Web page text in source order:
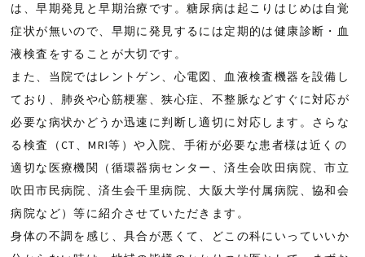
は、早期発見と早期治療です。糖尿病は起こりはじめは自覚
症状が無いので、早期に発見するには定期的は健康診断・血
液検査をすることが大切です。
また、当院ではレントゲン、心電図、血液検査機器を設備し
ており、肺炎や心筋梗塞、狭心症、不整脈などすぐに対応が
必要な病状かどうか迅速に判断し適切に対応します。さらな
る検査（CT、MRI等）や入院、手術が必要な患者様は近くの
適切な医療機関（循環器病センター、済生会吹田病院、市立
吹田市民病院、済生会千里病院、大阪大学付属病院、協和会
病院など）等に紹介させていただきます。
身体の不調を感じ、具合が悪くて、どこの科にいっていいか